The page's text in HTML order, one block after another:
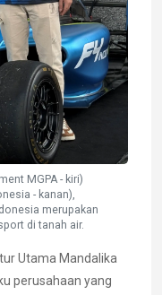
MGPA - kiri)
- kanan),
merupakan
di tanah air.
Utama Mandalika
perusahaan yang